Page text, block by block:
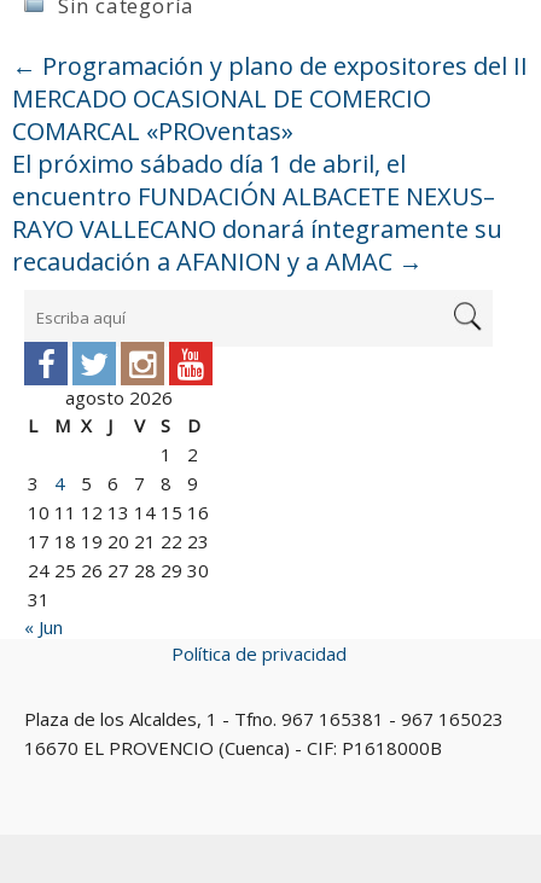
← Programación y plano de expositores del II
MERCADO OCASIONAL DE COMERCIO
COMARCAL «PROventas»
El próximo sábado día 1 de abril, el
encuentro FUNDACIÓN ALBACETE NEXUS–
RAYO VALLECANO donará íntegramente su
recaudación a AFANION y a AMAC →
agosto 2026
L
M X J V S
D
1
2
3
4 5 6 7 8
9
10 11 12 13 14 15 16
17 18 19 20 21 22 23
24 25 26 27 28 29 30
31
« Jun
Política de privacidad
Plaza de los Alcaldes, 1 - Tfno. 967 165381 - 967 165023
16670 EL PROVENCIO (Cuenca) - CIF: P1618000B